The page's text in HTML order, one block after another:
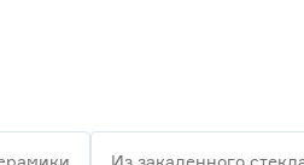
Из закаленного